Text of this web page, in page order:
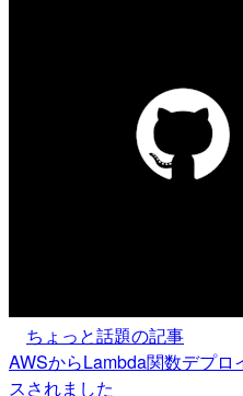
ちょっと話題の記事
AWSからLambda関数デプ
スされました